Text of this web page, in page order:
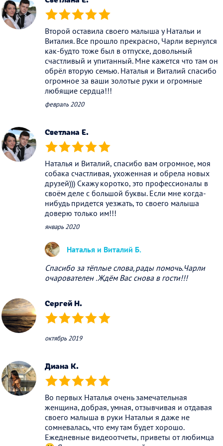
(*) (*) (*) (*) (*)
Второй оставила своего малыша у Натальи и
Виталия. Все прошло прекрасно, Чарли вернулся
как-будто тоже был в отпуске, довольный
счастливый и упитанный. Мне кажется что там он
обрёл вторую семью. Наталья и Виталий спасибо
огромное за ваши золотые руки и огромные
любящие сердца!!!
февраль 2020
Светлана Е.
(*) (*) (*) (*) (*)
Наталья и Виталий, спасибо вам огромное, моя
собака счастливая, ухоженная и обрела новых
друзей))) Скажу коротко, это профессионалы в
своём деле с большой буквы. Если мне когда-
нибудь придется уезжать, то своего малыша
доверю только им!!!
январь 2020
Наталья и Виталий Б.
Спасибо за тёплые слова,рады помочь.Чарли
очарователен .Ждём Вас снова в гости!!!
Сергей Н.
(*) (*) (*) (*) (*)
октябрь 2019
Диана К.
(*) (*) (*) (*) (*)
Во первых Наталья очень замечательная
женщина, добрая, умная, отзывчивая и отдавая
своего малыша в руки Натальи я даже не
сомневалась, что ему там будет хорошо.
Ежедневные видеоотчеты, приветы от любимца